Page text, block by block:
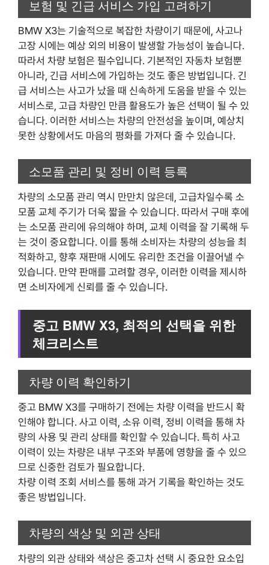
보험 및 긴급 서비스 가입 고려하기
BMW X3는 기술적으로 복잡한 차량이기 때문에, 사고나
고장 시에는 예상 외의 비용이 발생할 가능성이 높습니다.
따라서 차량 보험은 필수입니다. 기본적인 자동차 보험뿐
아니라, 긴급 서비스에 가입하는 것도 좋은 방법입니다. 긴
급 서비스는 사고가 났을 때 신속하게 도움을 받을 수 있는
서비스로, 고급 차량인 만큼 활용도가 높은 선택이 될 수 있
습니다. 이러한 서비스는 차량의 안전성을 높이며, 예상치
못한 상황에서도 마음의 평화를 가져다 줄 수 있습니다.
소모품 관리 및 정비 이력 등록
차량의 소모품 관리 역시 만만치 않은데, 고급차일수록 소
모품 교체 주기가 더욱 짧을 수 있습니다. 따라서 구매 후에
는 소모품 관리에 유의해야 하며, 교체 이력을 잘 기록해 두
는 것이 중요합니다. 이를 통해 소비자는 차량의 성능을 최
적화하고, 향후 재판매 시에도 유리한 조건을 이끌어낼 수
있습니다. 만약 판매를 고려할 경우, 이러한 이력을 제시하
면 소비자에게 신뢰를 줄 수 있습니다.
중고 BMW X3, 최적의 선택을 위한
체크리스트
차량 이력 확인하기
중고 BMW X3를 구매하기 전에는 차량 이력을 반드시 확
인해야 합니다. 사고 이력, 소유 이력, 정비 이력을 통해 차
량의 사용 및 관리 상태를 확인할 수 있습니다. 특히 사고
이력이 있는 차량은 내부 구조와 부품에 영향을 줄 수 있으
므로 신중한 검토가 필요합니다.
차량 이력 조회 서비스를 통해 과거 기록을 확인하는 것도
좋은 방법입니다.
차량의 색상 및 외관 상태
차량의 외관 상태와 색상은 중고차 선택 시 중요한 요소입